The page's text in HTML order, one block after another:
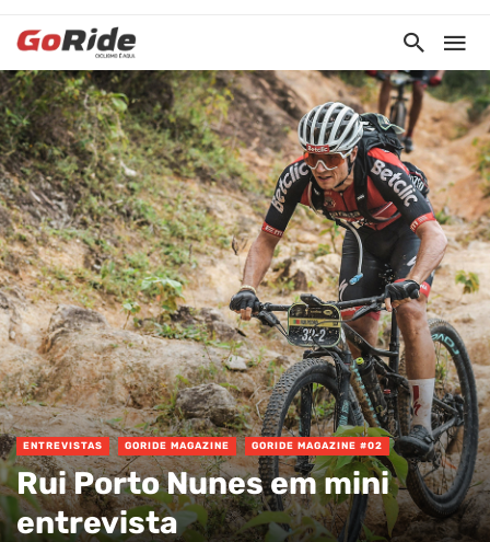
ENTREVISTAS GORIDE MAGAZINE GORIDE MAGAZINE #02
Rui Porto Nunes em mini
entrevista